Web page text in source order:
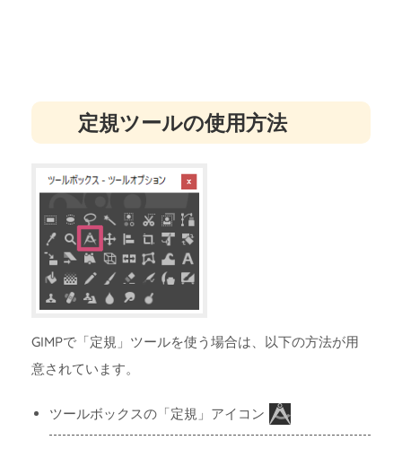
定規ツールの使用方法
GIMPで「定規」ツールを使う場合は、以下の方法が用
意されています。
ツールボックスの「定規」アイコン